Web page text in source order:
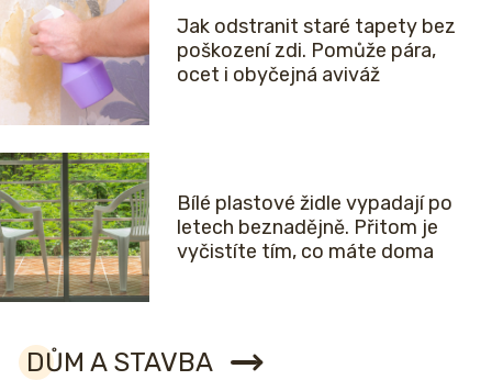
Jak odstranit staré tapety bez
poškození zdi. Pomůže pára,
ocet i obyčejná aviváž
Bílé plastové židle vypadají po
letech beznadějně. Přitom je
vyčistíte tím, co máte doma
DŮM A STAVBA